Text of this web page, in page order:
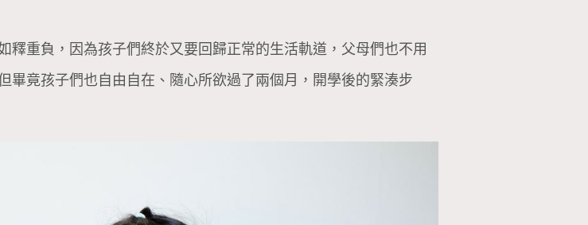
釋重負，因為孩子們終於又要回歸正常的生活軌道，父母們也不用
畢竟孩子們也自由自在、隨心所欲過了兩個月，開學後的緊湊步